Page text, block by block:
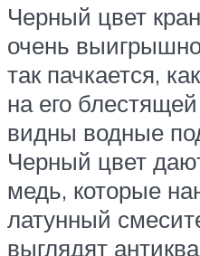
Черный цвет
очень
так пачкается,
на его
видны водные
Черный цвет
медь, которые
латунный
выглядят